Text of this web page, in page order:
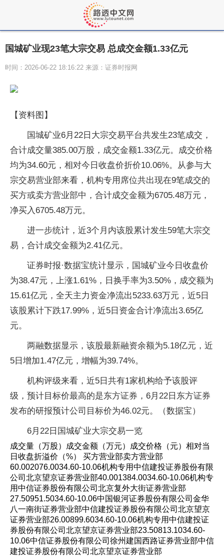
国城矿业现23笔大宗交易 总成交金额1.33亿元
时间：2026-06-22 18:16:22 来源：证券时报网
【资料图】
国城矿业6月22日大宗交易平台共发生23笔成交，
合计成交量385.00万股，成交金额1.33亿元。成交价格
均为34.60元，相对今日收盘价折价10.06%。从参与大
宗交易营业部来看，机构专用席位共出现在9笔成交的
买方或卖方营业部中，合计成交金额为6705.48万元，
净买入6705.48万元。
进一步统计，近3个月内该股累计发生59笔大宗交
易，合计成交金额为2.41亿元。
证券时报·数据宝统计显示，国城矿业今日收盘价
为38.47元，上涨1.61%，日换手率为3.50%，成交额为
15.61亿元，全天主力资金净流出5233.63万元，近5日
该股累计下跌17.99%，近5日资金合计净流出3.65亿
元。
两融数据显示，该股最新融资余额为5.18亿元，近
5日增加1.47亿元，增幅为39.74%。
机构评级来看，近5日共有1家机构给予该股评
级，预计目标价最高的是东方证券，6月22日东方证券
发布的研报预计公司目标价为46.02元。（数据宝）
6月22日国城矿业大宗交易一览
成交量（万股）成交金额（万元）成交价格（元）相对当
日收盘折溢价（%） 买方营业部卖方营业部
60.002076.0034.60-10.06机构专用中信建投证券股份有限
公司北京望京证券营业部40.001384.0034.60-10.06机构专
用中信证券股份有限公司北京复外大街证券营业部
27.50951.5034.60-10.06中国银河证券股份有限公司金华
八一南街证券营业部中信建投证券股份有限公司北京望京
证券营业部26.00899.6034.60-10.06机构专用中信建投证
券股份有限公司北京望京证券营业部23.50813.1034.60-
10.06中信证券股份有限公司徐州建国西路证券营业部中信
建投证券股份有限公司北京望京证券营业部